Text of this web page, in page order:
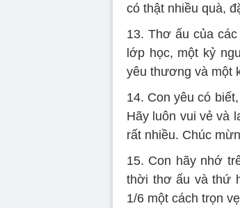
có thật nhiều quà,
13. Thơ ấu của
lớp học, một kỷ
yêu thương và một
14. Con yêu có
Hãy luôn vui vẻ và
rất nhiều. Chúc
15. Con hãy nhớ
thời thơ ấu và thứ
1/6 một cách trọn